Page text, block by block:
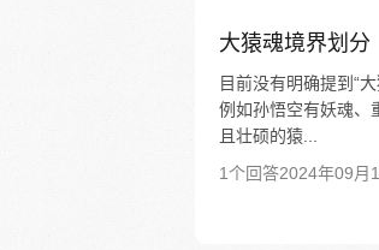
大猿魂境界划分
目前没有明确提到“
例如孙悟空有妖魂、
且壮硕的猿...
1个回答2024年09月